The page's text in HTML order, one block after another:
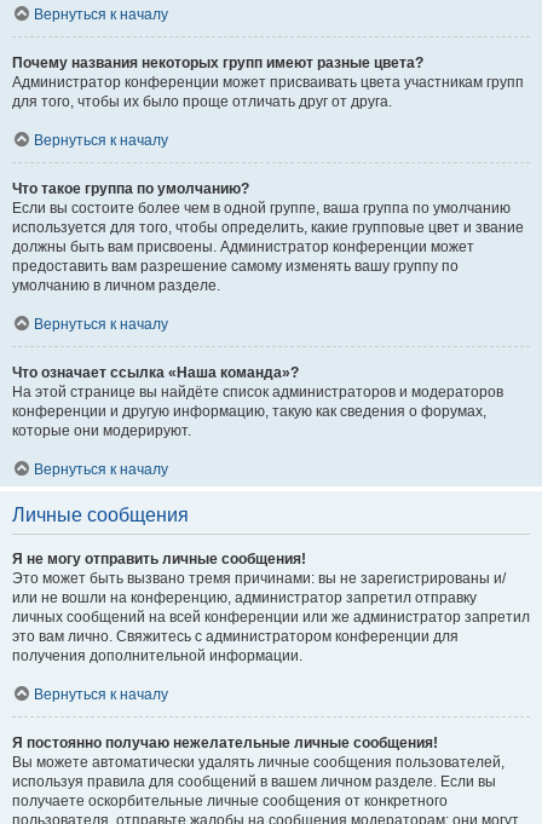
Вернуться к началу
Почему названия некоторых групп имеют разные цвета?
Администратор конференции может присваивать цвета участникам групп
для того, чтобы их было проще отличать друг от друга.
Вернуться к началу
Что такое группа по умолчанию?
Если вы состоите более чем в одной группе, ваша группа по умолчанию
используется для того, чтобы определить, какие групповые цвет и звание
должны быть вам присвоены. Администратор конференции может
предоставить вам разрешение самому изменять вашу группу по
умолчанию в личном разделе.
Вернуться к началу
Что означает ссылка «Наша команда»?
На этой странице вы найдёте список администраторов и модераторов
конференции и другую информацию, такую как сведения о форумах,
которые они модерируют.
Вернуться к началу
Личные сообщения
Я не могу отправить личные сообщения!
Это может быть вызвано тремя причинами: вы не зарегистрированы и/
или не вошли на конференцию, администратор запретил отправку
личных сообщений на всей конференции или же администратор запретил
это вам лично. Свяжитесь с администратором конференции для
получения дополнительной информации.
Вернуться к началу
Я постоянно получаю нежелательные личные сообщения!
Вы можете автоматически удалять личные сообщения пользователей,
используя правила для сообщений в вашем личном разделе. Если вы
получаете оскорбительные личные сообщения от конкретного
пользователя, отправьте жалобы на сообщения модераторам; они могут